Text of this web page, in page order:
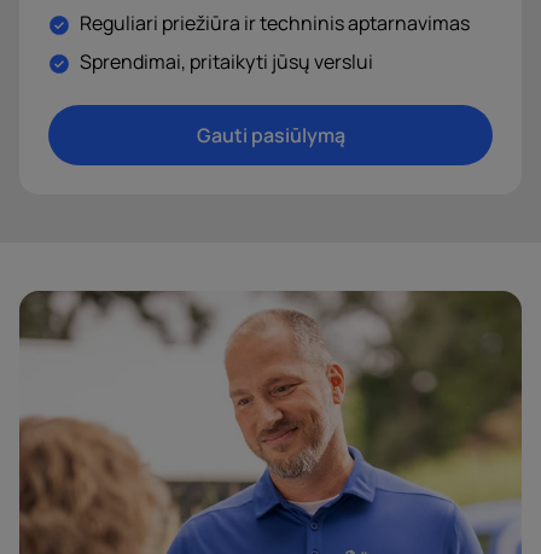
Reguliari priežiūra ir techninis aptarnavimas
Sprendimai, pritaikyti jūsų verslui
Gauti pasiūlymą